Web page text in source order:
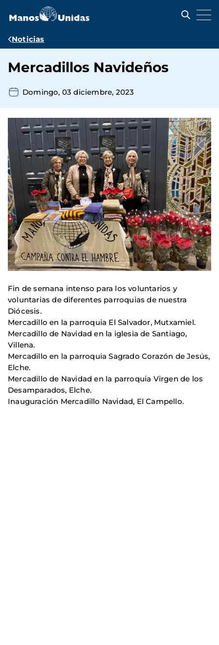
contenido
Ruta
navegación
Noticias
Mercadillos Navideños
Domingo, 03 diciembre, 2023
Fin de semana intenso para los voluntarios y
voluntarias de diferentes parroquias de nuestra
Diócesis.
Mercadillo en la parroquia El Salvador, Mutxamiel.
Mercadillo de Navidad en la iglesia de Santiago,
Villena.
Mercadillo en la parroquia Sagrado Corazón de Jesús,
Elche.
Mercadillo de Navidad en la parroquia Virgen de los
Desamparados, Elche.
Inauguración Mercadillo Navidad, El Campello.